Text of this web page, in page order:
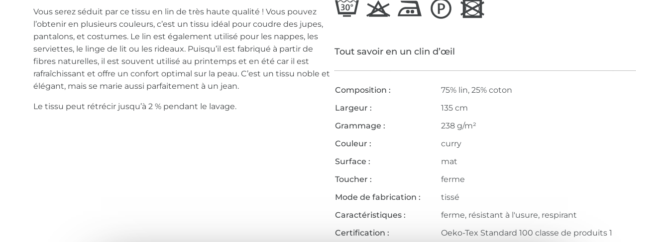
Vous serez séduit par ce tissu en lin de très haute qualité ! Vous pouvez
l’obtenir en plusieurs couleurs, c’est un tissu idéal pour coudre des jupes,
pantalons, et costumes. Le lin est également utilisé pour les nappes, les
serviettes, le linge de lit ou les rideaux. Puisqu’il est fabriqué à partir de
fibres naturelles, il est souvent utilisé au printemps et en été car il est
rafraîchissant et offre un confort optimal sur la peau. C’est un tissu noble et
élégant, mais se marie aussi parfaitement à un jean.
Le tissu peut rétrécir jusqu’à 2 % pendant le lavage.
Tout savoir en un clin d’œil
Composition :
75% lin, 25% coton
Largeur :
135 cm
Grammage :
238 g/m²
Couleur :
curry
Surface :
mat
Toucher :
ferme
Mode de fabrication :
tissé
Caractéristiques :
ferme, résistant à l'usure, respirant
Certification :
Oeko-Tex Standard 100 classe de produits 1